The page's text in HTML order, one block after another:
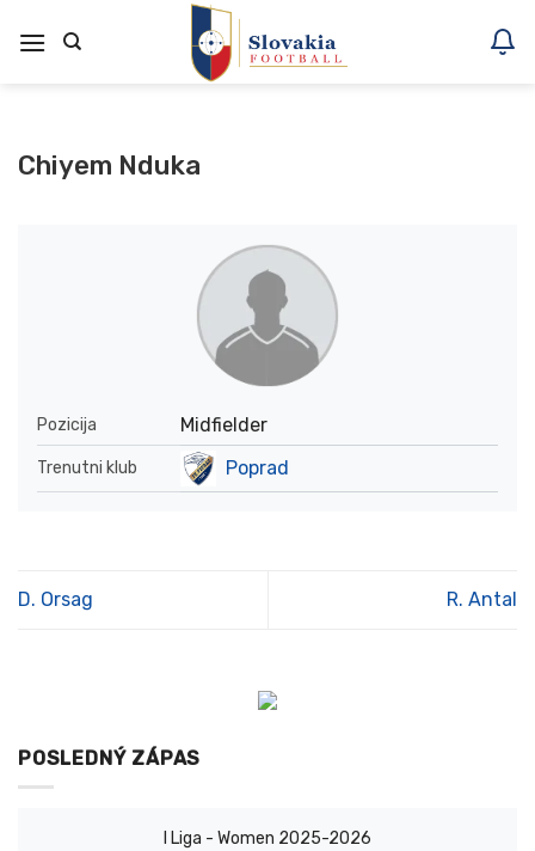
na
Chiyem Nduka
Pozicija Midfielder
Trenutni klub Poprad
D. Orsag R. Antal
POSLEDNÝ ZÁPAS
I Liga - Women 2025-2026